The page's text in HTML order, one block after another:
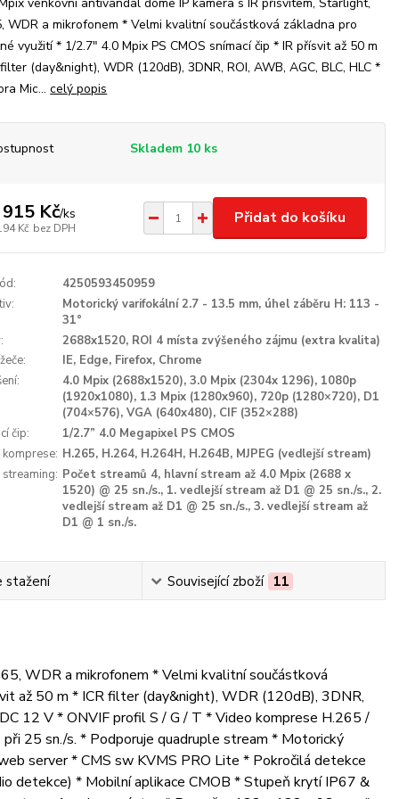
WDR a mikrofonem * Velmi kvalitní součástková základna pro
využití * 1/2.7" 4.0 Mpix PS CMOS snímací čip * IR přísvit až 50 m
(day&night), WDR (120dB), 3DNR, ROI, AWB, AGC, BLC, HLC *
Mic...celý popis
Skladem 10 ks
Kč/ks
Kč bez DPH
Přidat do košíku
4250593450959
Motorický varifokální 2.7 - 13.5 mm, úhel záběru H: 113 -
31°
2688x1520, ROI 4 místa zvýšeného zájmu (extra kvalita)
IE, Edge, Firefox, Chrome
4.0 Mpix (2688x1520), 3.0 Mpix (2304x 1296), 1080p
(1920x1080), 1.3 Mpix (1280x960), 720p (1280×720), D1
(704×576), VGA (640x480), CIF (352×288)
čip:
1/2.7” 4.0 Megapixel PS CMOS
H.265, H.264, H.264H, H.264B, MJPEG (vedlejší stream)
Počet streamů 4, hlavní stream až 4.0 Mpix (2688 x
1520) @ 25 sn./s., 1. vedlejší stream až D1 @ 25 sn./s., 2.
vedlejší stream až D1 @ 25 sn./s., 3. vedlejší stream až
D1 @ 1 sn./s.
stažení Související zboží 11
WDR a mikrofonem * Velmi kvalitní součástková
až 50 m * ICR filter (day&night), WDR (120dB), 3DNR,
12 V * ONVIF profil S / G / T * Video komprese H.265 /
25 sn./s. * Podporuje quadruple stream * Motorický
server * CMS sw KVMS PRO Lite * Pokročilá detekce
detekce) * Mobilní aplikace CMOB * Stupeň krytí IP67 &